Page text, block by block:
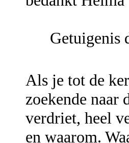
Getuigenis
Als je tot de
zoekende naar
verdriet, heel
en waarom.